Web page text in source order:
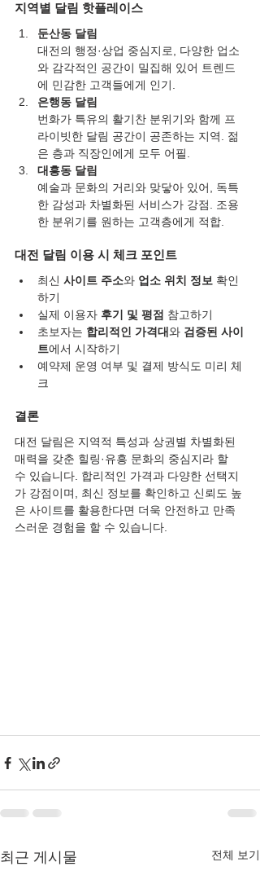
지역별 달림 핫플레이스
둔산동 달림
대전의 행정·상업 중심지로, 다양한 업소
와 감각적인 공간이 밀집해 있어 트렌드
에 민감한 고객들에게 인기.
은행동 달림
번화가 특유의 활기찬 분위기와 함께 프
라이빗한 달림 공간이 공존하는 지역. 젊
은 층과 직장인에게 모두 어필.
대흥동 달림
예술과 문화의 거리와 맞닿아 있어, 독특
한 감성과 차별화된 서비스가 강점. 조용
한 분위기를 원하는 고객층에게 적합.
대전 달림 이용 시 체크 포인트
최신 사이트 주소와 업소 위치 정보 확인
하기
실제 이용자 후기 및 평점 참고하기
초보자는 합리적인 가격대와 검증된 사이
트에서 시작하기
예약제 운영 여부 및 결제 방식도 미리 체
크
결론
대전 달림은 지역적 특성과 상권별 차별화된
매력을 갖춘 힐링·유흥 문화의 중심지라 할
수 있습니다. 합리적인 가격과 다양한 선택지
가 강점이며, 최신 정보를 확인하고 신뢰도 높
은 사이트를 활용한다면 더욱 안전하고 만족
스러운 경험을 할 수 있습니다.
최근 게시물 전체 보기